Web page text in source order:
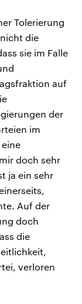
Tolerierung
die
sie im Falle
auf
der
im
doch sehr
ja ein sehr
Auf der
doch
die
verloren